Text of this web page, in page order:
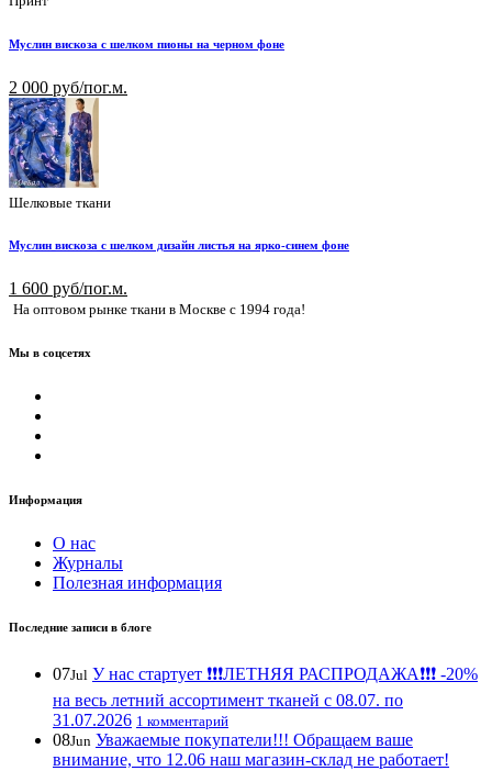
Муслин вискоза с шелком пионы на черном фоне
2 000 руб/пог.м.
Шелковые ткани
Муслин вискоза с шелком дизайн листья на ярко-синем фоне
1 600 руб/пог.м.
На оптовом рынке ткани в Москве с 1994 года!
Мы в соцсетях
Информация
О нас
Журналы
Полезная информация
Последние записи в блоге
07Jul У нас стартует ❗️❗️❗️ЛЕТНЯЯ РАСПРОДАЖА❗️❗️❗️ -20%
на весь летний ассортимент тканей с 08.07. по
31.07.2026 1 комментарий
08Jun Уважаемые покупатели!!! Обращаем ваше
внимание, что 12.06 наш магазин-склад не работает!